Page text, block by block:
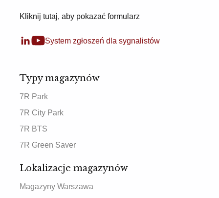
Kliknij tutaj, aby pokazać formularz
System zgłoszeń dla sygnalistów
Typy magazynów
7R Park
7R City Park
7R BTS
7R Green Saver
Lokalizacje magazynów
Magazyny Warszawa